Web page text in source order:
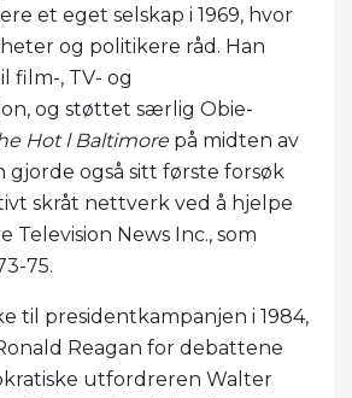
et eget selskap i 1969, hvor
og politikere råd. Han
film-, TV- og
og støttet særlig Obie-
Hot l Baltimorepå midten av
gjorde også sitt første forsøk
skråt nettverk ved å hjelpe
Television News Inc., som
75.
til presidentkampanjen i 1984,
Reagan for debattene
utfordreren Walter